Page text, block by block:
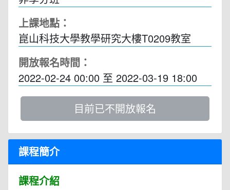
上課地點：
崑山科技大學教學研究大樓T0209教室
開放報名時間：
2022-02-24 00:00 至 2022-03-19 18:00
目前已不開放報名
課程簡介
課程介紹